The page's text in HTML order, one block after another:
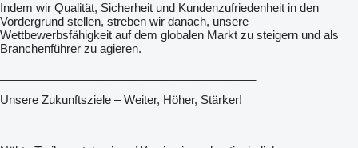
Indem wir Qualität, Sicherheit und Kundenzufriedenheit in den
Vordergrund stellen, streben wir danach, unsere
Wettbewerbsfähigkeit auf dem globalen Markt zu steigern und als
Branchenführer zu agieren.
Unsere Zukunftsziele – Weiter, Höher, Stärker!